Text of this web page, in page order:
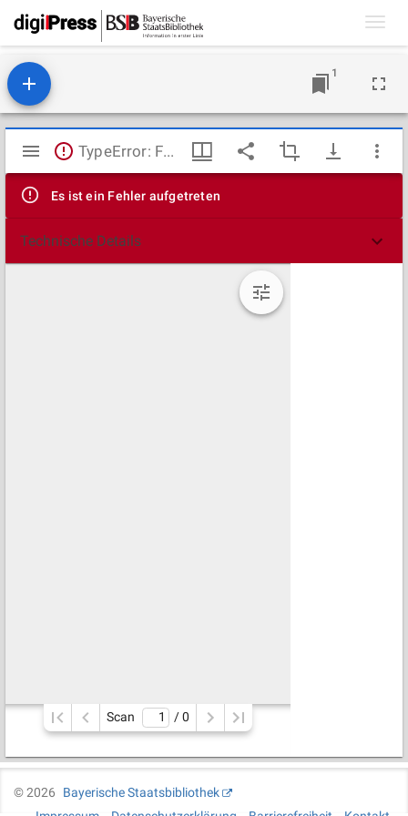
1
Mirador
Viewer
TypeError: Failed to fetch
Es ist ein Fehler aufgetreten
Technische Details
Scan / 0
©2026
Bayerische Staatsbibliothek